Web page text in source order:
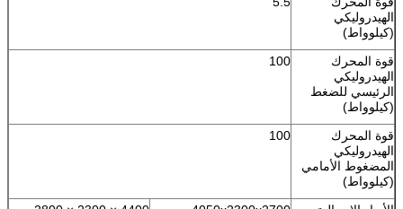
الهيدروليكي
(كيلوواط)
قوة المحرك
الهيدروليكي
الرئيسي للضغط
(كيلوواط)
100
قوة المحرك
الهيدروليكي
المضغوط الأمامي
(كيلوواط)
100